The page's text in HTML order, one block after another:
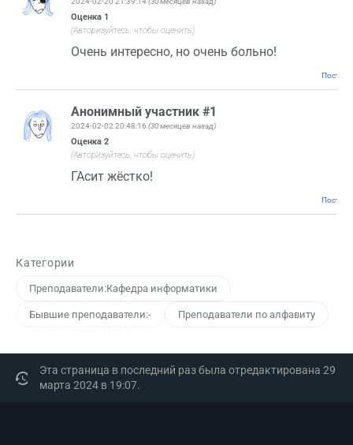
Оценка 1
(Авторизуйтесь, чтобы оценить)
Очень интересно, но очень больно!
Анонимный участник #1
2024-02-02 20:48:16 (30 месяцев назад)
Оценка 2
(Авторизуйтесь, чтобы оценить)
ГАсит жёстко!
Категории
Преподаватели:Кафедра информатики
Бывшие преподаватели:- Преподаватели по алфавиту
Эта страница в последний раз была отредактирована 29
марта 2024 в 19:07.